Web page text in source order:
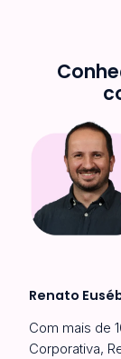
Renato
Com mais de
Corporativa,